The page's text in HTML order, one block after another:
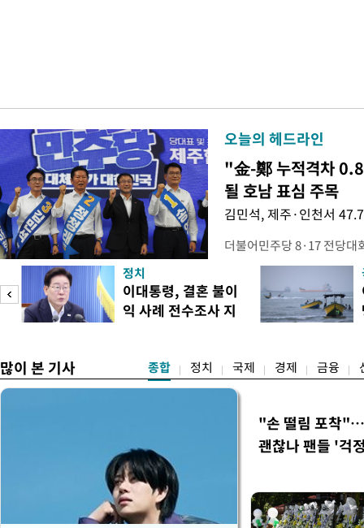
오늘의 헤드라인
"金-鄭 누적격차
될 호남 표심 주목
김민석, 제주·인천서
더불어민주당 8·17 전당대
보가 8일 제주·인천 지역
다. 앞서 정청래 후보 우세
·울산·경남 경선에서 1승
제주·인천 경선에서 이기
정치
이대통령, 결혼 불이
익 사례 전수조사 지
많이 본 기사 종합 정치 국제 경제 금융
"손 떨림 포착
괜찮나 팬들 '걱